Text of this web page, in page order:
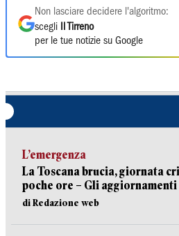
Non lasciare decidere l'algoritmo:
scegli
Il Tirreno
per le tue notizie su Google
L’emergenza
La Toscana brucia, giornata
poche ore – Gli aggiornamenti
di Redazione web